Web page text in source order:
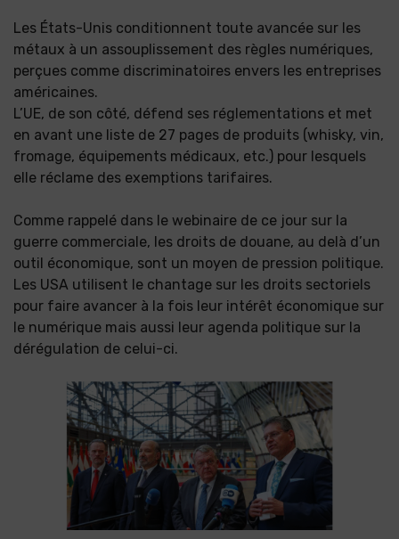
Les États-Unis conditionnent toute avancée sur les
métaux à un assouplissement des règles numériques,
perçues comme discriminatoires envers les entreprises
américaines.
L’UE, de son côté, défend ses réglementations et met
en avant une liste de 27 pages de produits (whisky, vin,
fromage, équipements médicaux, etc.) pour lesquels
elle réclame des exemptions tarifaires.
Comme rappelé dans le webinaire de ce jour sur la
guerre commerciale, les droits de douane, au delà d’un
outil économique, sont un moyen de pression politique.
Les USA utilisent le chantage sur les droits sectoriels
pour faire avancer à la fois leur intérêt économique sur
le numérique mais aussi leur agenda politique sur la
dérégulation de celui-ci.